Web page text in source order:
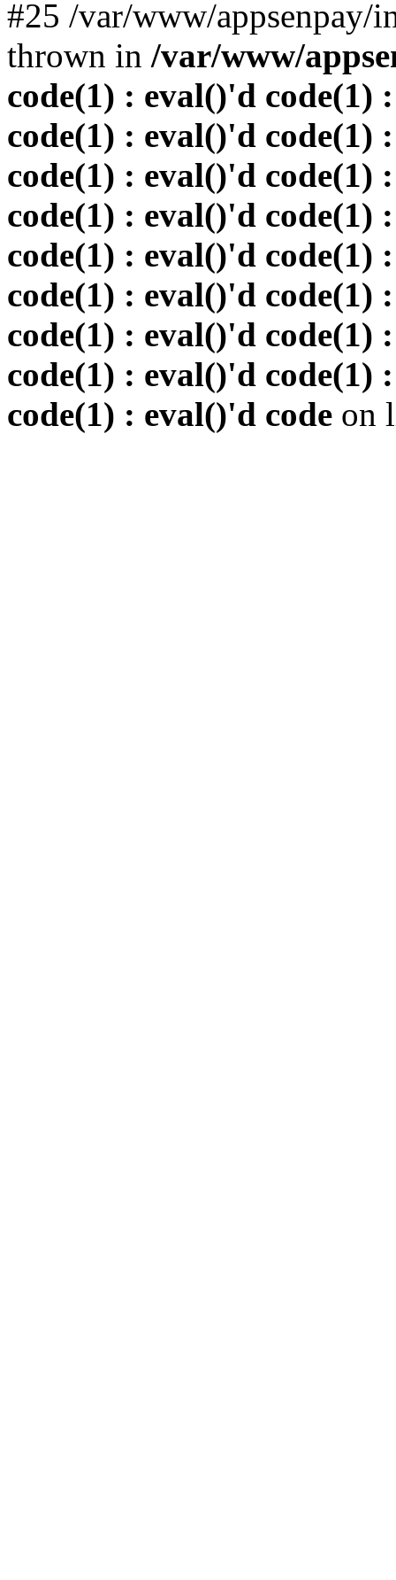
#25 /var/www/
thrown in /var/www/
code(1) : eval()'d code(1)
code(1) : eval()'d code(1)
code(1) : eval()'d code(1)
code(1) : eval()'d code(1)
code(1) : eval()'d code(1)
code(1) : eval()'d code(1)
code(1) : eval()'d code(1)
code(1) : eval()'d code(1)
code(1) : eval()'d code on